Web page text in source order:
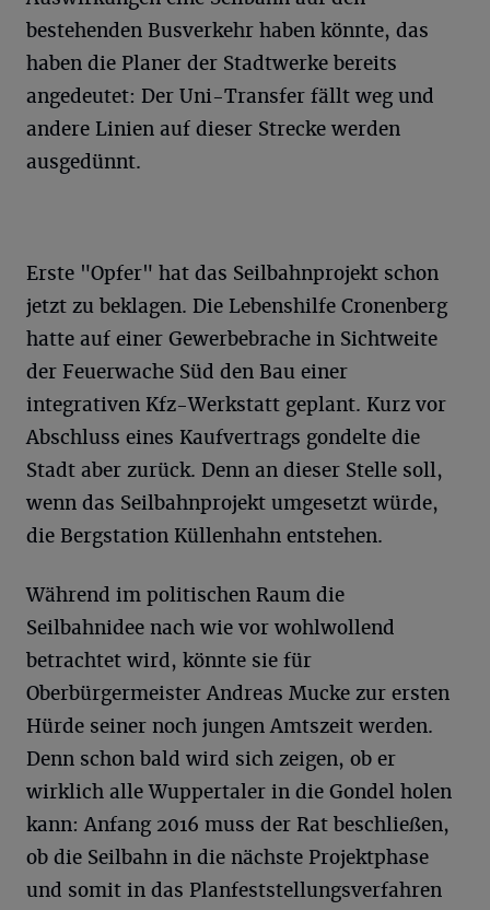
bestehenden Busverkehr haben könnte, das
haben die Planer der Stadtwerke bereits
angedeutet: Der Uni-Transfer fällt weg und
andere Linien auf dieser Strecke werden
ausgedünnt.
Erste "Opfer" hat das Seilbahnprojekt schon
jetzt zu beklagen. Die Lebenshilfe Cronenberg
hatte auf einer Gewerbebrache in Sichtweite
der Feuerwache Süd den Bau einer
integrativen Kfz-Werkstatt geplant. Kurz vor
Abschluss eines Kaufvertrags gondelte die
Stadt aber zurück. Denn an dieser Stelle soll,
wenn das Seilbahnprojekt umgesetzt würde,
die Bergstation Küllenhahn entstehen.
Während im politischen Raum die
Seilbahnidee nach wie vor wohlwollend
betrachtet wird, könnte sie für
Oberbürgermeister Andreas Mucke zur ersten
Hürde seiner noch jungen Amtszeit werden.
Denn schon bald wird sich zeigen, ob er
wirklich alle Wuppertaler in die Gondel holen
kann: Anfang 2016 muss der Rat beschließen,
ob die Seilbahn in die nächste Projektphase
und somit in das Planfeststellungsverfahren